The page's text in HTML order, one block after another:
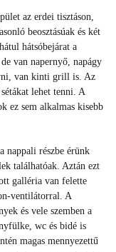
az erdei tisztáson,
beosztásúak és két
hátsóbejárat a
van napernyő, napágy
van kinti grill is. Az
lehet tenni. A
ez sem alkalmas kisebb
nappali részbe érünk
találhatóak. Aztán ezt
galléria van felette
ventilátorral. A
és vele szemben a
wc és bidé is
magas mennyezettű